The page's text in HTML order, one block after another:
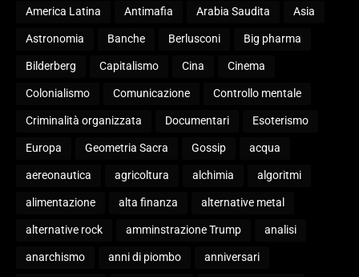
America Latina Antimafia Arabia Saudita Asia
Astronomia Banche Berlusconi Big pharma
Bilderberg Capitalismo Cina Cinema
Colonialismo Comunicazione Controllo mentale
Criminalità organizzata Documentari Esoterismo
Europa Geometria Sacra Gossip acqua
aereonautica agricoltura alchimia algoritmi
alimentazione alta finanza alternative metal
alternative rock amminstrazione Trump analisi
anarchismo anni di piombo anniversari